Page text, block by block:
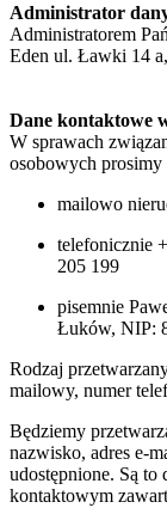
Administrator
Administratorem
Eden ul. Ławki 14
Dane kontaktowe
W sprawach
osobowych prosimy
mailowo
telefonicznie
205 199
pisemnie
Łuków, NIP:
Rodzaj
mailowy, numer
Będziemy
nazwisko, adres e-
udostępnione. Są to
kontaktowym